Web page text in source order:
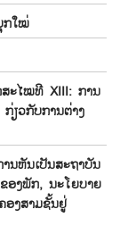
ກໃໝ່
ສະໄໝທີ XIII: ການ
ຽວກັບການຕ່າງ
ນຫັນເປັນສະຖາບັນ
ອງພັກ, ນະໂຍບາຍ
ອງສາມຊັ້ນຢູ່